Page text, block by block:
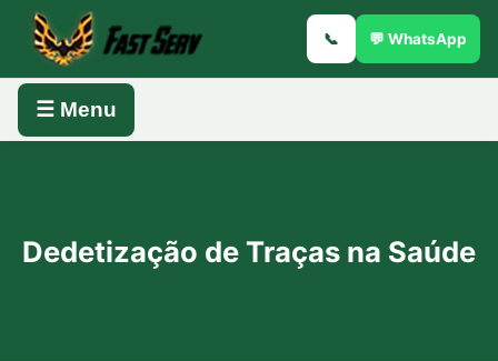
📞 💬 WhatsApp
☰ Menu
Dedetização de Traças na Saúde